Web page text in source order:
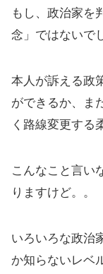
もし、政治家を
念」ではないで
本人が訴える政
ができるか、ま
く路線変更する
こんなこと言い
りますけど。。
いろいろな政治
か知らないレベ